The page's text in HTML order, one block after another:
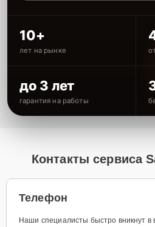
10+
лет на рынке
до 3 лет
гарантия на работы
Контакты сервиса
Телефон
Наши специалисты быстро вникнут в